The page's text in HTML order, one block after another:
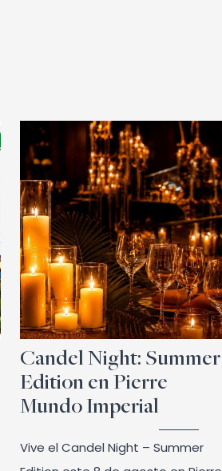
Candel Night: Summer
Edition en Pierre
Mundo Imperial
Vive el Candel Night – Summer